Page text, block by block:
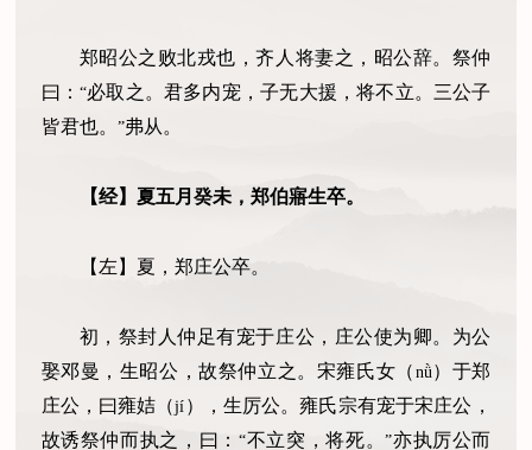
郑昭公之败北戎也，齐人将妻之，昭公辞。祭仲
曰： “必取之。君多内宠，子无大援，将不立。三公子
皆君也。 ”弗从。
【经】夏五月癸未，郑伯寤生卒。
【左】夏，郑庄公卒。
初，祭封人仲足有宠于庄公，庄公使为卿。为公
娶邓曼，生昭公，故祭仲立之。宋雍氏女 （ nǜ ） 于郑
庄公，曰雍姞 （jí ）
，生厉公。雍氏宗有宠于宋庄公，
故诱祭仲而执之，曰：“不立突，将死。”亦执厉公而